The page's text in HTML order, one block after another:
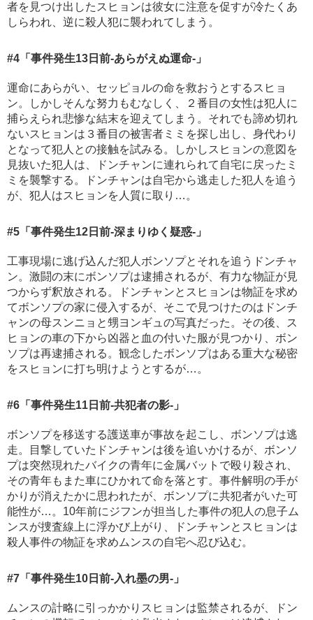
者を見つけ出したスヒョンは彼女に注意を促すが冷たくあ
しらわれ、逆に殺人犯に襲われてしまう。
#4 「事件発生13日前-あらがえぬ運命-」
運命にあらがい、セッピョルの命を救おうとするスヒョ
ン。しかしそんな努力もむなしく、２番目の女性は犯人に
捕らえられ悲惨な結末を迎えてしまう。それでも諦め切れ
ないスヒョンは３番目の被害者ミミを探し出し、身代わり
となって犯人との接触を試みる。しかしスヒョンの意図を
見抜いた犯人は、ドンチャンに連れられて自宅に戻ったミ
ミを襲撃する。ドンチャンは自宅から逃走した犯人を追う
が、犯人はスヒョンを人質に取り…。
#5 「事件発生12日前-深まりゆく疑惑-」
工事現場に逃げ込んだ犯人ボンソプとそれを追うドンチャ
ン。激闘の末にボンソプは逮捕されるが、有力な物証が見
つからず釈放される。ドンチャンとスヒョンは物証を求め
てボンソプの家に侵入するが、そこで見つけたのはドンチ
ャンの母スンニョと甥ヨンギュの写真だった。その後、ス
ヒョンの車の下から凶器と血の付いた服が見つかり、ボン
ソプは再逮捕される。観念したボンソプはある重大な秘密
をスヒョンに打ち明けようとするが…。
#6 「事件発生11日前-共犯者の影-」
ボンソプを移送する護送車が事故を起こし、ボンソプは逃
走。目撃していたドンチャンは後を追いかけるが、ボンソ
プは突然現れたバイクの青年に金属バットで殴り殺され、
その青年もまた車にひかれて命を落とす。事件解明の手が
かりが消えたかに思われたが、ボンソプに共犯者がいた可
能性が…。10年前にジフンが担当した事件の犯人の息子ム
ンスが捜査線上に浮かび上がり、ドンチャンとスヒョンは
殺人事件の物証を求めムンスの自宅へ忍び込む。
#7 「事件発生10日前-入れ墨の男-」
ムンスの計略に引っかかりスヒョンは監禁されるが、ドン